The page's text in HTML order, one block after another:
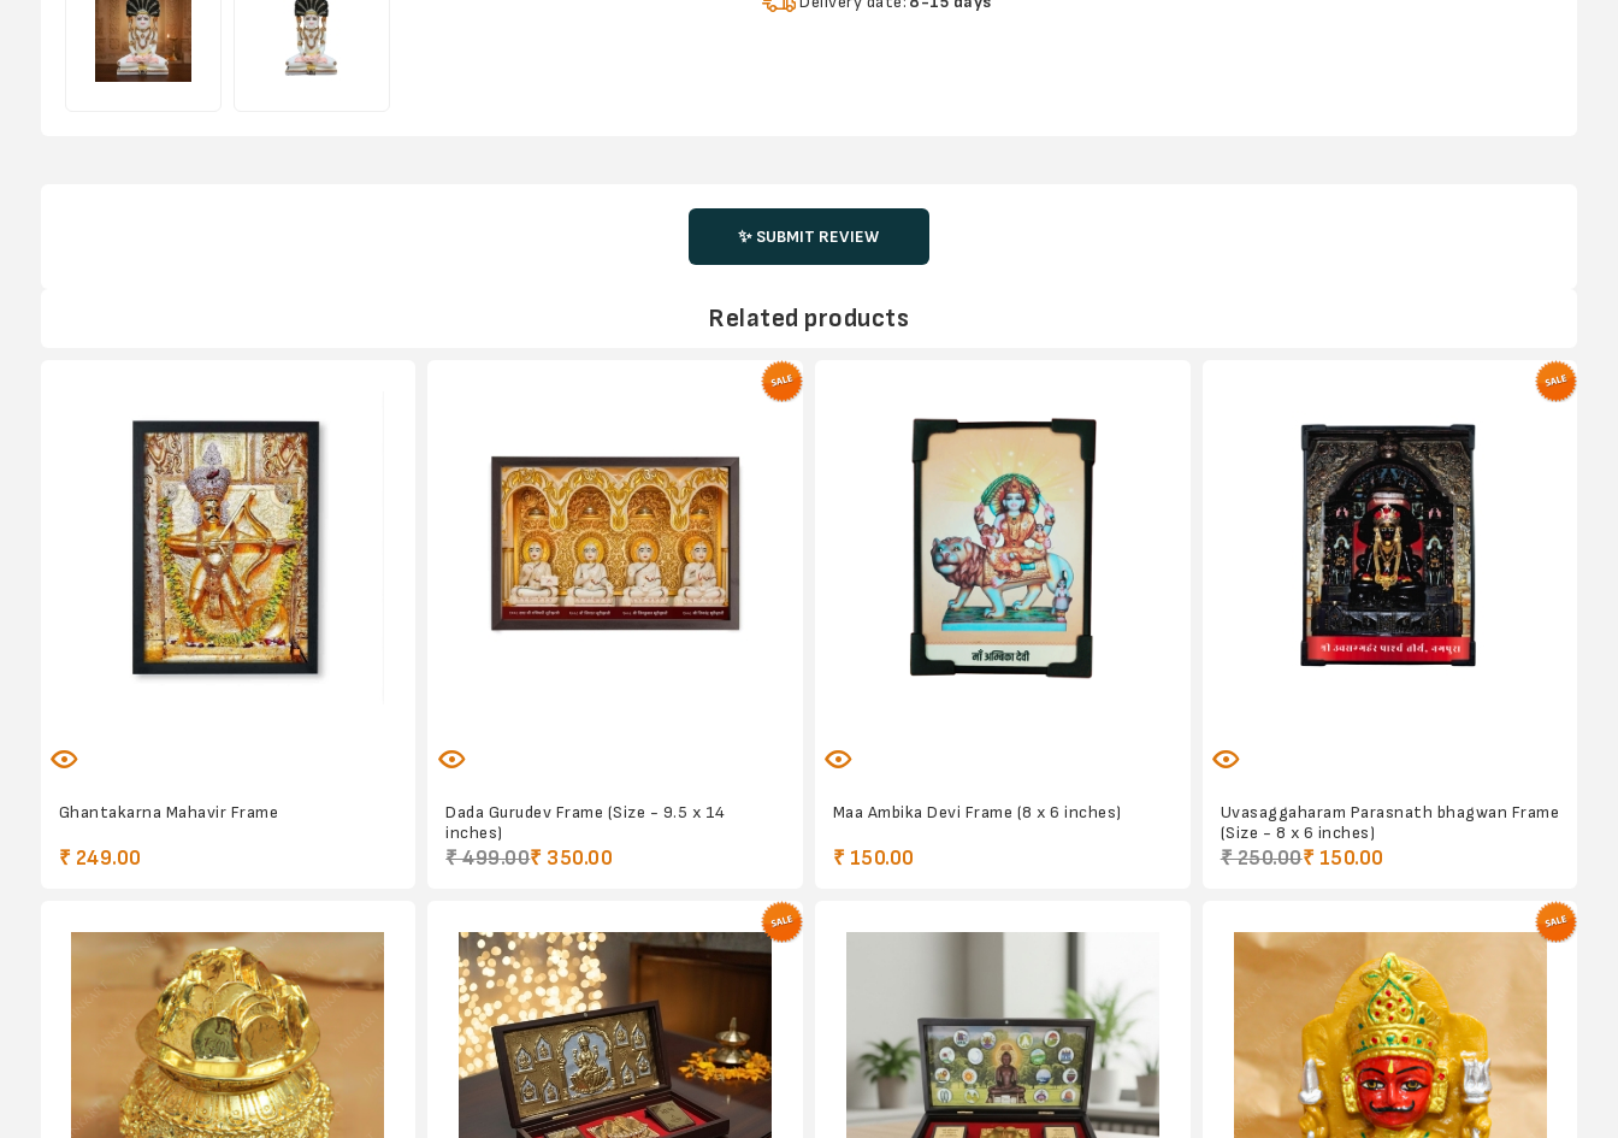
✨ SUBMIT REVIEW
Related products
Ghantakarna Mahavir Frame
₹ 249.00
Dada Gurudev Frame (Size - 9.5 x 14
inches)
₹ 499.00₹ 350.00
Maa Ambika Devi Frame (8 x 6 inches)
₹ 150.00
Uvasaggaharam Parasnath bhagwan Frame
(Size - 8 x 6 inches)
₹ 250.00₹ 150.00